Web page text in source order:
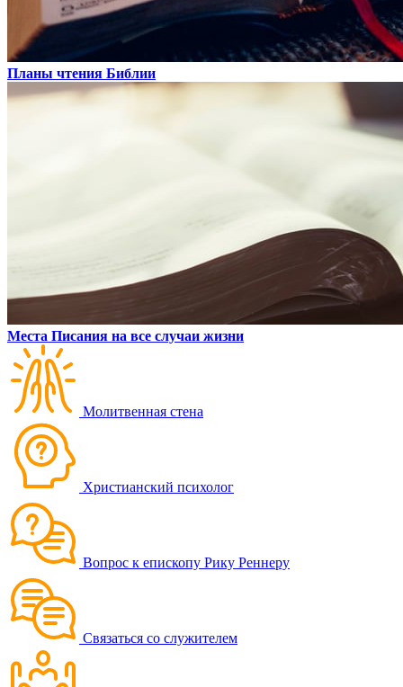
Планы чтения Библии
Места Писания на все случаи жизни
Молитвенная стена
Христианский психолог
Вопрос к епископу Рику Реннеру
Связаться со служителем